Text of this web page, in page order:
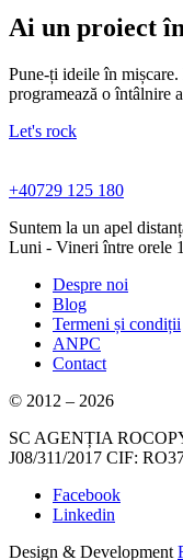
Ai un proiect
Pune-ți ideile în
programează o întâlnire
Let's rock
+40729 125 180
Suntem la un apel
Luni - Vineri între orele
Despre noi
Blog
Termeni și condiții
ANPC
Contact
© 2012 – 2026
SC AGENȚIA
J08/311/2017 CIF:
Facebook
Linkedin
Design & Development